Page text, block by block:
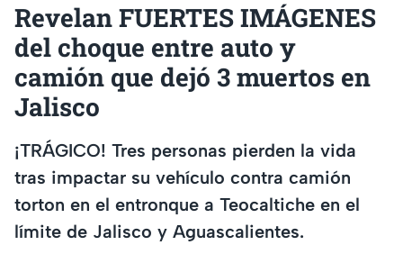
Revelan FUERTES IMÁGENES
del choque entre auto y
camión que dejó 3 muertos en
Jalisco
¡TRÁGICO! Tres personas pierden la vida
tras impactar su vehículo contra camión
torton en el entronque a Teocaltiche en el
límite de Jalisco y Aguascalientes.